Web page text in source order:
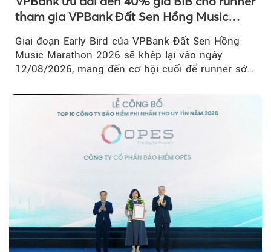
tham gia VPBank Đất Sen Hồng Music
Giai đoạn Early Bird của VPBank Đất Sen Hồng
Music Marathon 2026 sẽ khép lại vào ngày
12/08/2026, mang đến cơ hội cuối để runner sở